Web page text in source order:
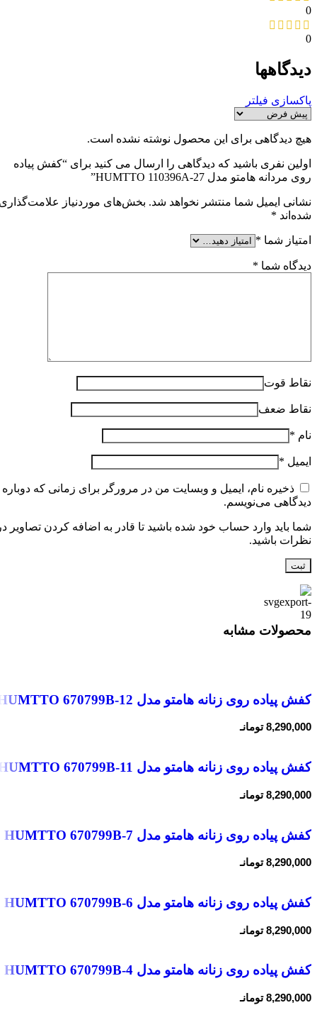
0
0
دیدگاهها
پاکسازی فیلتر
هیچ دیدگاهی برای این محصول نوشته نشده است.
اولین نفری باشید که دیدگاهی را ارسال می کنید برای “کفش پیاده
روی مردانه هامتو مدل HUMTTO 110396A-27”
نشانی ایمیل شما منتشر نخواهد شد. بخش‌های موردنیاز
شده‌اند *
امتیاز شما *
دیدگاه شما *
نقاط قوت
نقاط ضعف
نام *
ایمیل *
ذخیره نام، ایمیل و وبسایت من در مرورگر برای زمانی که دوباره
دیدگاهی می‌نویسم.
شما باید وارد حساب خود شده باشید تا قادر به اضافه کردن تصاویر
نظرات باشید.
محصولات مشابه
کفش پیاده روی زنانه هامتو مدل HUMTTO 670799B-12
8,290,000 تومانـ
کفش پیاده روی زنانه هامتو مدل HUMTTO 670799B-11
8,290,000 تومانـ
کفش پیاده روی زنانه هامتو مدل HUMTTO 670799B-7
8,290,000 تومانـ
کفش پیاده روی زنانه هامتو مدل HUMTTO 670799B-6
8,290,000 تومانـ
کفش پیاده روی زنانه هامتو مدل HUMTTO 670799B-4
8,290,000 تومانـ